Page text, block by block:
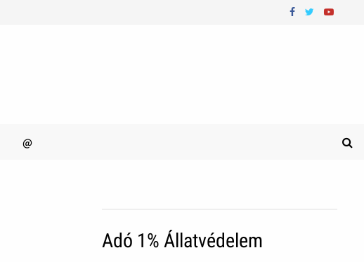
@
Adó 1% Állatvédelem